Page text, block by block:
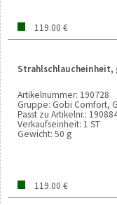
119.00 €
Strahlschlaucheinheit,
Artikelnummer: 190728
Gruppe: Gobi Comfort,
Passt zu Artikelnr.:
Verkaufseinheit: 1 ST
Gewicht: 50 g
119.00 €